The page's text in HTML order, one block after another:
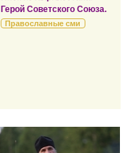
Герой Советского Союза.
Православные сми